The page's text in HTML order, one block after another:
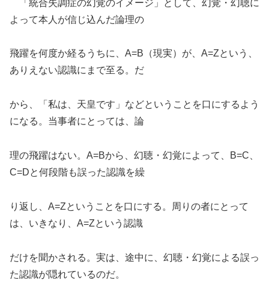
「統合失調症の幻覚のイメージ」として、幻覚・幻聴に
よって本人が信じ込んだ論理の
飛躍を何度か経るうちに、A=B（現実）が、A=Zという、
ありえない認識にまで至る。だ
から、「私は、天皇です」などということを口にするよう
になる。当事者にとっては、論
理の飛躍はない。A=Bから、幻聴・幻覚によって、B=C、
C=Dと何段階も誤った認識を繰
り返し、A=Zということを口にする。周りの者にとって
は、いきなり、A=Zという認識
だけを聞かされる。実は、途中に、幻聴・幻覚による誤っ
た認識が隠れているのだ。